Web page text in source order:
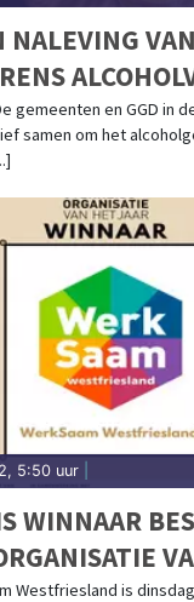
NALEVING
NOORD
gemeenten en GGD in
samen om het
5:50 uur
WINNAAR
Westfriesland is